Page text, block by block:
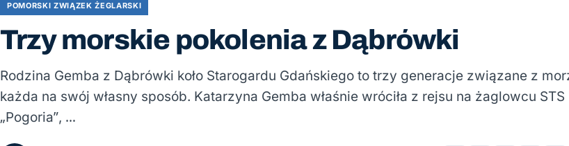
POMORSKI ZWIĄZEK ŻEGLARSKI
Trzy morskie pokolenia z Dąbrówki
Rodzina Gemba z Dąbrówki koło Starogardu Gdańskiego to trzy generacje związane z
każda na swój własny sposób. Katarzyna Gemba właśnie wróciła z rejsu na żaglowcu STS
„Pogoria”, …